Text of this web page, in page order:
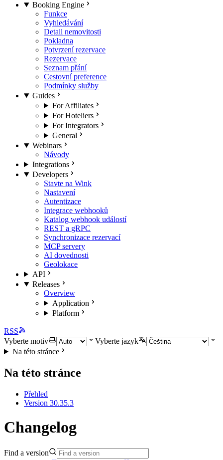
Booking Engine
Funkce
Vyhledávání
Detail nemovitosti
Pokladna
Potvrzení rezervace
Rezervace
Seznam přání
Cestovní preference
Podmínky služby
Guides
For Affiliates
For Hoteliers
For Integrators
General
Webinars
Návody
Integrations
Developers
Stavte na Wink
Nastavení
Autentizace
Integrace webhooků
Katalog webhook událostí
REST a gRPC
Synchronizace rezervací
MCP servery
AI dovednosti
Geolokace
API
Releases
Overview
Application
Platform
RSS
Vyberte motiv
Vyberte jazyk
Na této stránce
Na této stránce
Přehled
Version 30.35.3
Changelog
Find a version